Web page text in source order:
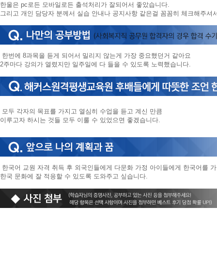
한울은 pc로든 모바일로든 출석처리가 잘되어서 좋았습니다.
그리고 개인 담당자 분께서 실습 안내나 공지사항 같은걸 꼼꼼히 체크해주
한번에 8과목을 듣게 되어서 밀리지 않는게 가장 중요했던거 같아요
2주마다 강의가 열렸지만 일주일에 다 들을 수 있도록 노력했습니다.
모두 각자의 목표를 가지고 열심히 수업을 듣고 계신 만큼
이루고자 하시는 것들 모두 이룰 수 있었으면 좋겠습니다.
한국어 교원 자격 취득 후 외국인들에게 다문화 가정 아이들에게 한국어를
한국 문화에 잘 적응할 수 있도록 도와주고 싶습니다.